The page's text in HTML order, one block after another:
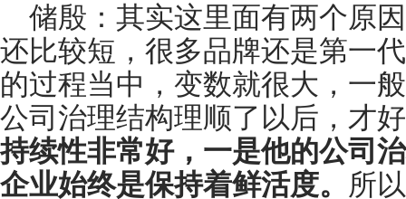
储殷：其实这里面有两个原
还比较短，很多品牌还是第一
的过程当中，变数就很大，一
公司治理结构理顺了以后，才
持续性非常好，一是他的公司
企业始终是保持着鲜活度。 所